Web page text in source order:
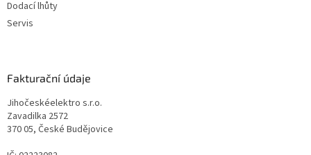
Dodací lhůty
Servis
Fakturační údaje
Jihočeskéelektro s.r.o.
Zavadilka 2572
370 05, České Budějovice